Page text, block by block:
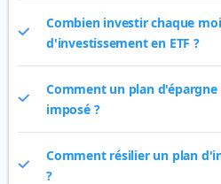
Combien investir chaque
d'investissement en ETF ?
Comment un plan d'épargne
imposé ?
Comment résilier un plan
?